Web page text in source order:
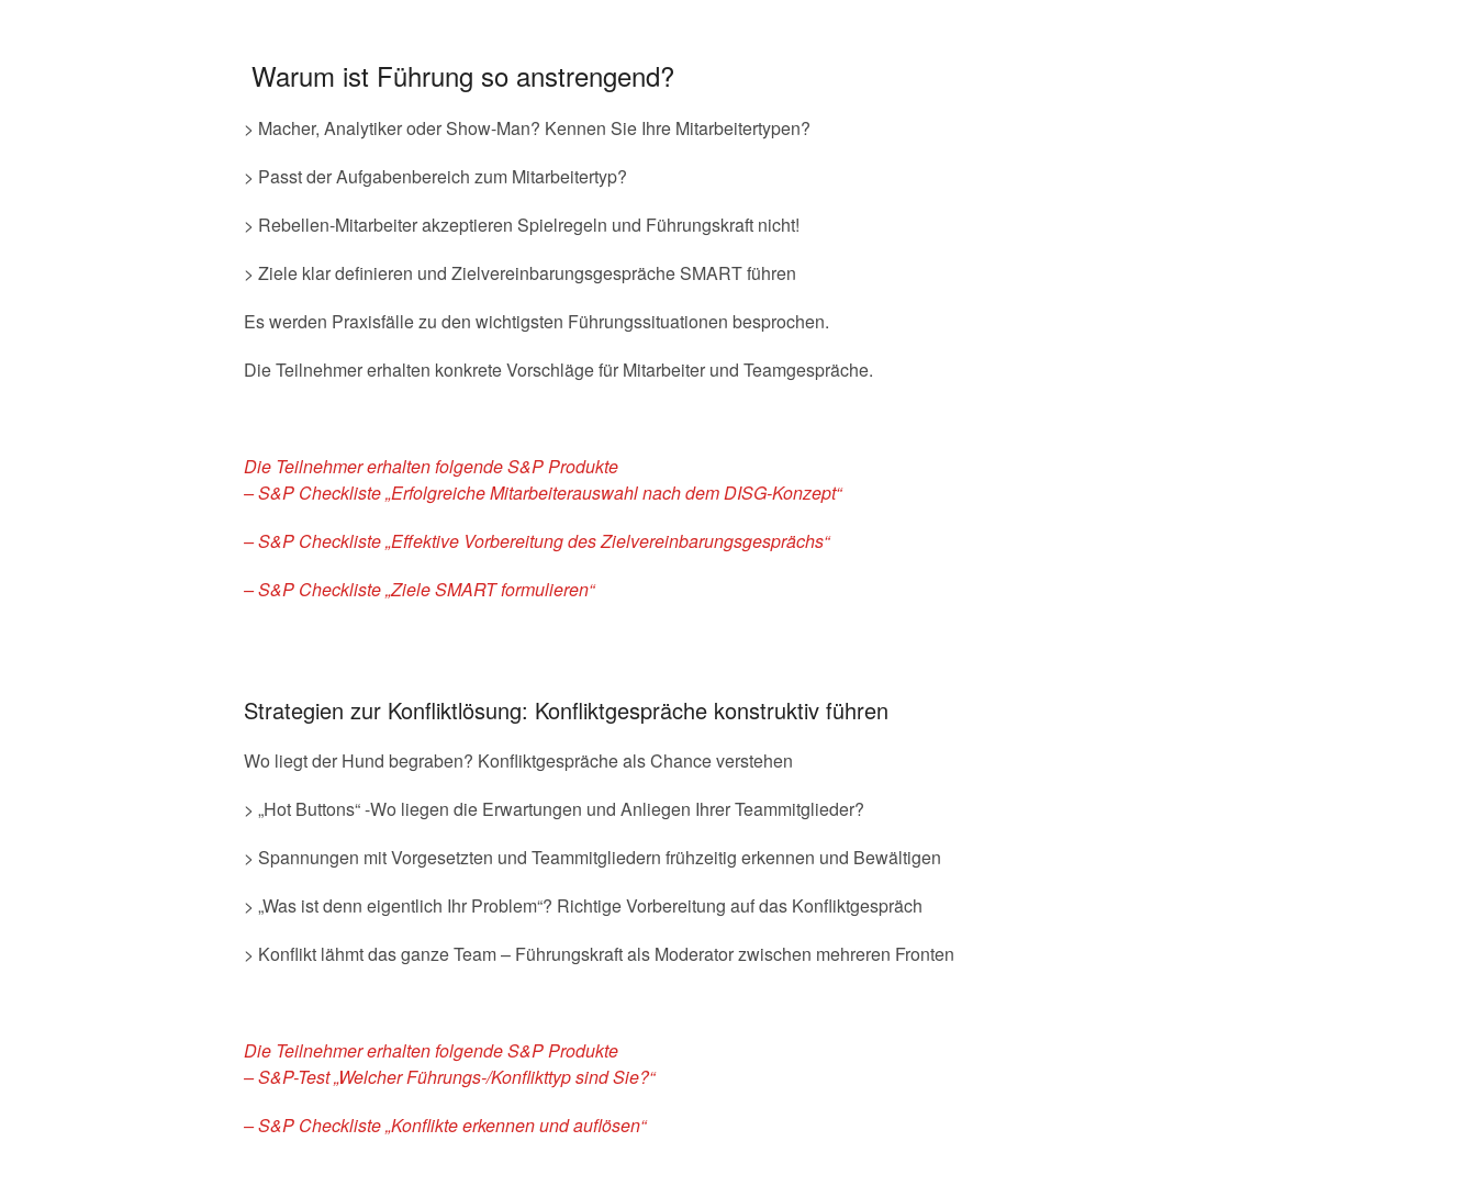
Warum ist Führung so anstrengend?
> Macher, Analytiker oder Show-Man? Kennen Sie Ihre Mitarbeitertypen?
> Passt der Aufgabenbereich zum Mitarbeitertyp?
> Rebellen-Mitarbeiter akzeptieren Spielregeln und Führungskraft nicht!
> Ziele klar definieren und Zielvereinbarungsgespräche SMART führen
Es werden Praxisfälle zu den wichtigsten Führungssituationen besprochen.
Die Teilnehmer erhalten konkrete Vorschläge für Mitarbeiter und Teamgespräche.
Die Teilnehmer erhalten folgende S&P Produkte
– S&P Checkliste „Erfolgreiche Mitarbeiterauswahl nach dem DISG-Konzept“
– S&P Checkliste „Effektive Vorbereitung des Zielvereinbarungsgesprächs“
– S&P Checkliste „Ziele SMART formulieren“
Strategien zur Konfliktlösung: Konfliktgespräche konstruktiv führen
Wo liegt der Hund begraben? Konfliktgespräche als Chance verstehen
> „Hot Buttons“ -Wo liegen die Erwartungen und Anliegen Ihrer Teammitglieder?
> Spannungen mit Vorgesetzten und Teammitgliedern frühzeitig erkennen und Bewältigen
> „Was ist denn eigentlich Ihr Problem“? Richtige Vorbereitung auf das Konfliktgespräch
> Konflikt lähmt das ganze Team – Führungskraft als Moderator zwischen mehreren Fronten
Die Teilnehmer erhalten folgende S&P Produkte
– S&P-Test „Welcher Führungs-/Konflikttyp sind Sie?“
– S&P Checkliste „Konflikte erkennen und auflösen“